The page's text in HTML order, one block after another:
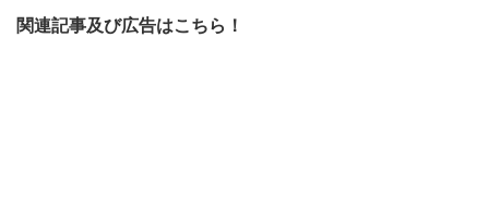
関連記事及び広告はこちら！